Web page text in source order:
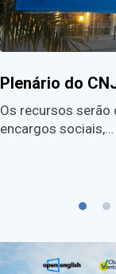
Plenário do
Os recursos serão
encargos sociais,…